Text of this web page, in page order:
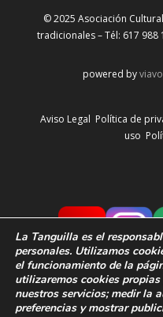
© 2025 Asociación
tradicionales – Tél: 617 988
powered by
Aviso Legal Política de
uso
La Tanguilla es el
personales. Utilizamos
el funcionamiento de la
utilizaremos cookies
nuestros servicios; medir la
preferencias ymostrar